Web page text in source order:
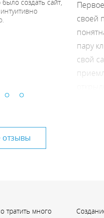
создать сайт,
Первое
своей
пару
свой
меня
отзывы
тратить много